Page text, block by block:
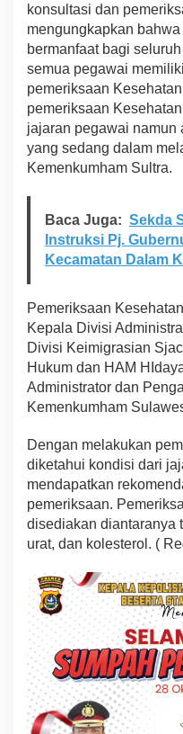
i
k
s
a
a
n
K
e
h
a
n
r
i
s
konsultasi dan
mengungkapkan
bermanfaat bagi
semua pegawai
pemeriksaan
pemeriksaan
jajaran pegawai namun
yang sedang dalam
Kemenkumham Sultra.
Baca Juga: Sekda
Instruksi Pj.
Kecamatan Dalam
Pemeriksaan
Kepala Divisi
Divisi Keimigrasian
Hukum dan HAM
Administrator dan
Kemenkumham
Dengan melakukan
diketahui kondisi dari
mendapatkan
pemeriksaan.
disediakan diantaranya
urat, dan kolesterol. (